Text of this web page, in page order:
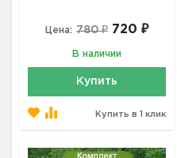
Цена: 780 ₽ 720 ₽
В наличии
Купить
Купить в 1 клик